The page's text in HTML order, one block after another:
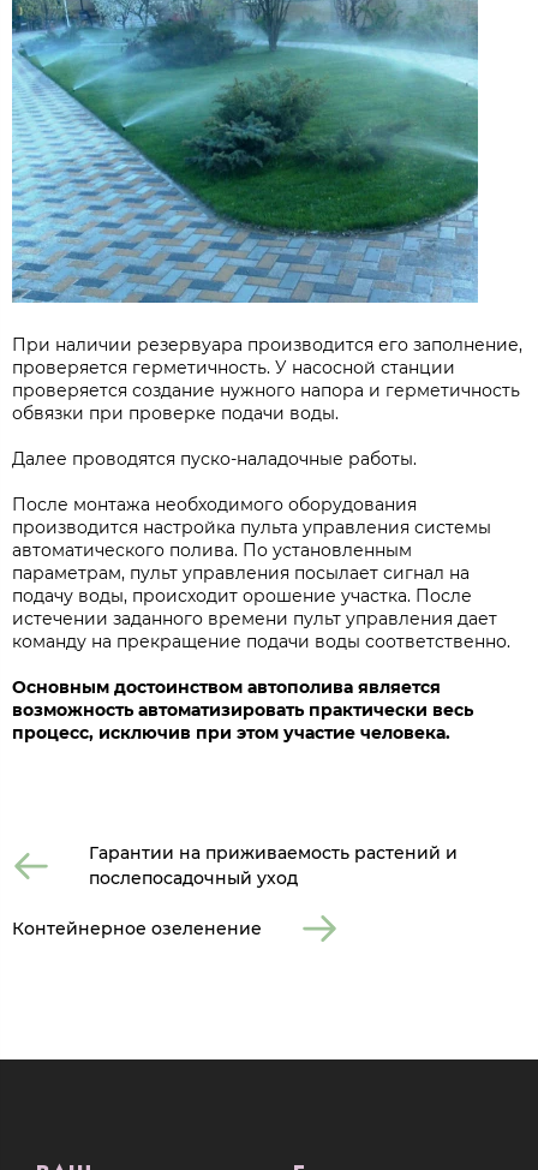
При наличии резервуара производится его заполнение,
проверяется герметичность. У насосной станции
проверяется создание нужного напора и герметичность
обвязки при проверке подачи воды.
Далее проводятся пуско-наладочные работы.
После монтажа необходимого оборудования
производится настройка пульта управления системы
автоматического полива. По установленным
параметрам, пульт управления посылает сигнал на
подачу воды, происходит орошение участка. После
истечении заданного времени пульт управления дает
команду на прекращение подачи воды соответственно.
Основным достоинством автополива является
возможность автоматизировать практически весь
процесс, исключив при этом участие человека.
Гарантии на приживаемость растений и
послепосадочный уход
Контейнерное озеленение